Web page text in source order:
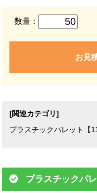
数量：
お見
[関連カテゴリ]
プラスチックパレット【
プラスチックパ